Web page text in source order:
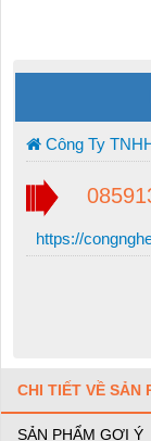
Công Ty
https://
CHI TIẾT VỀ SẢN
SẢN PHẨM GỢI Ý